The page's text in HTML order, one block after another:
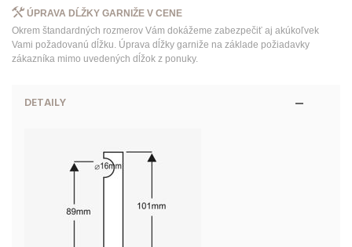
ÚPRAVA DĹŽKY GARNIŽE V CENE
Okrem štandardných rozmerov Vám dokážeme zabezpečiť aj akúkoľvek
Vami požadovanú dĺžku. Úprava dĺžky garniže na základe požiadavky
zákazníka mimo uvedených dĺžok z ponuky.
DETAILY